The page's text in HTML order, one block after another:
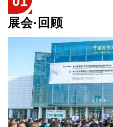
展会·回顾